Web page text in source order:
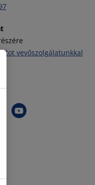
vevőszolgálatunkkal